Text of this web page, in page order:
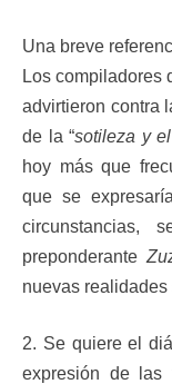
Una breve
Los compiladores
advirtieron contra
de la “sotileza y
hoy más que
que se
preponderante
nuevas realidades
2. Se quiere el
expresión de las